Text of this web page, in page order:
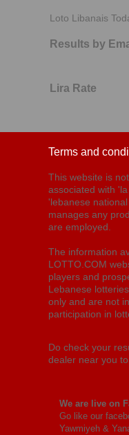
Loto Libanais
Results by
Lira Rate
Terms and
This website is
associated with
'lebanese
manages any
are employed.
The information
LOTTO.COM
players and
Lebanese
only and are not
participation in
Do check your
dealer near you
We are live on
Go like our
Yawmiyeh &